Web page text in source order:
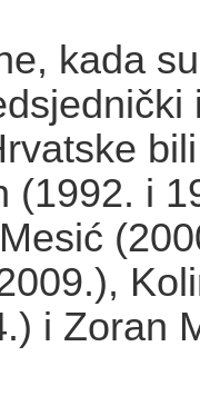
kada
(1992. i
i Zoran